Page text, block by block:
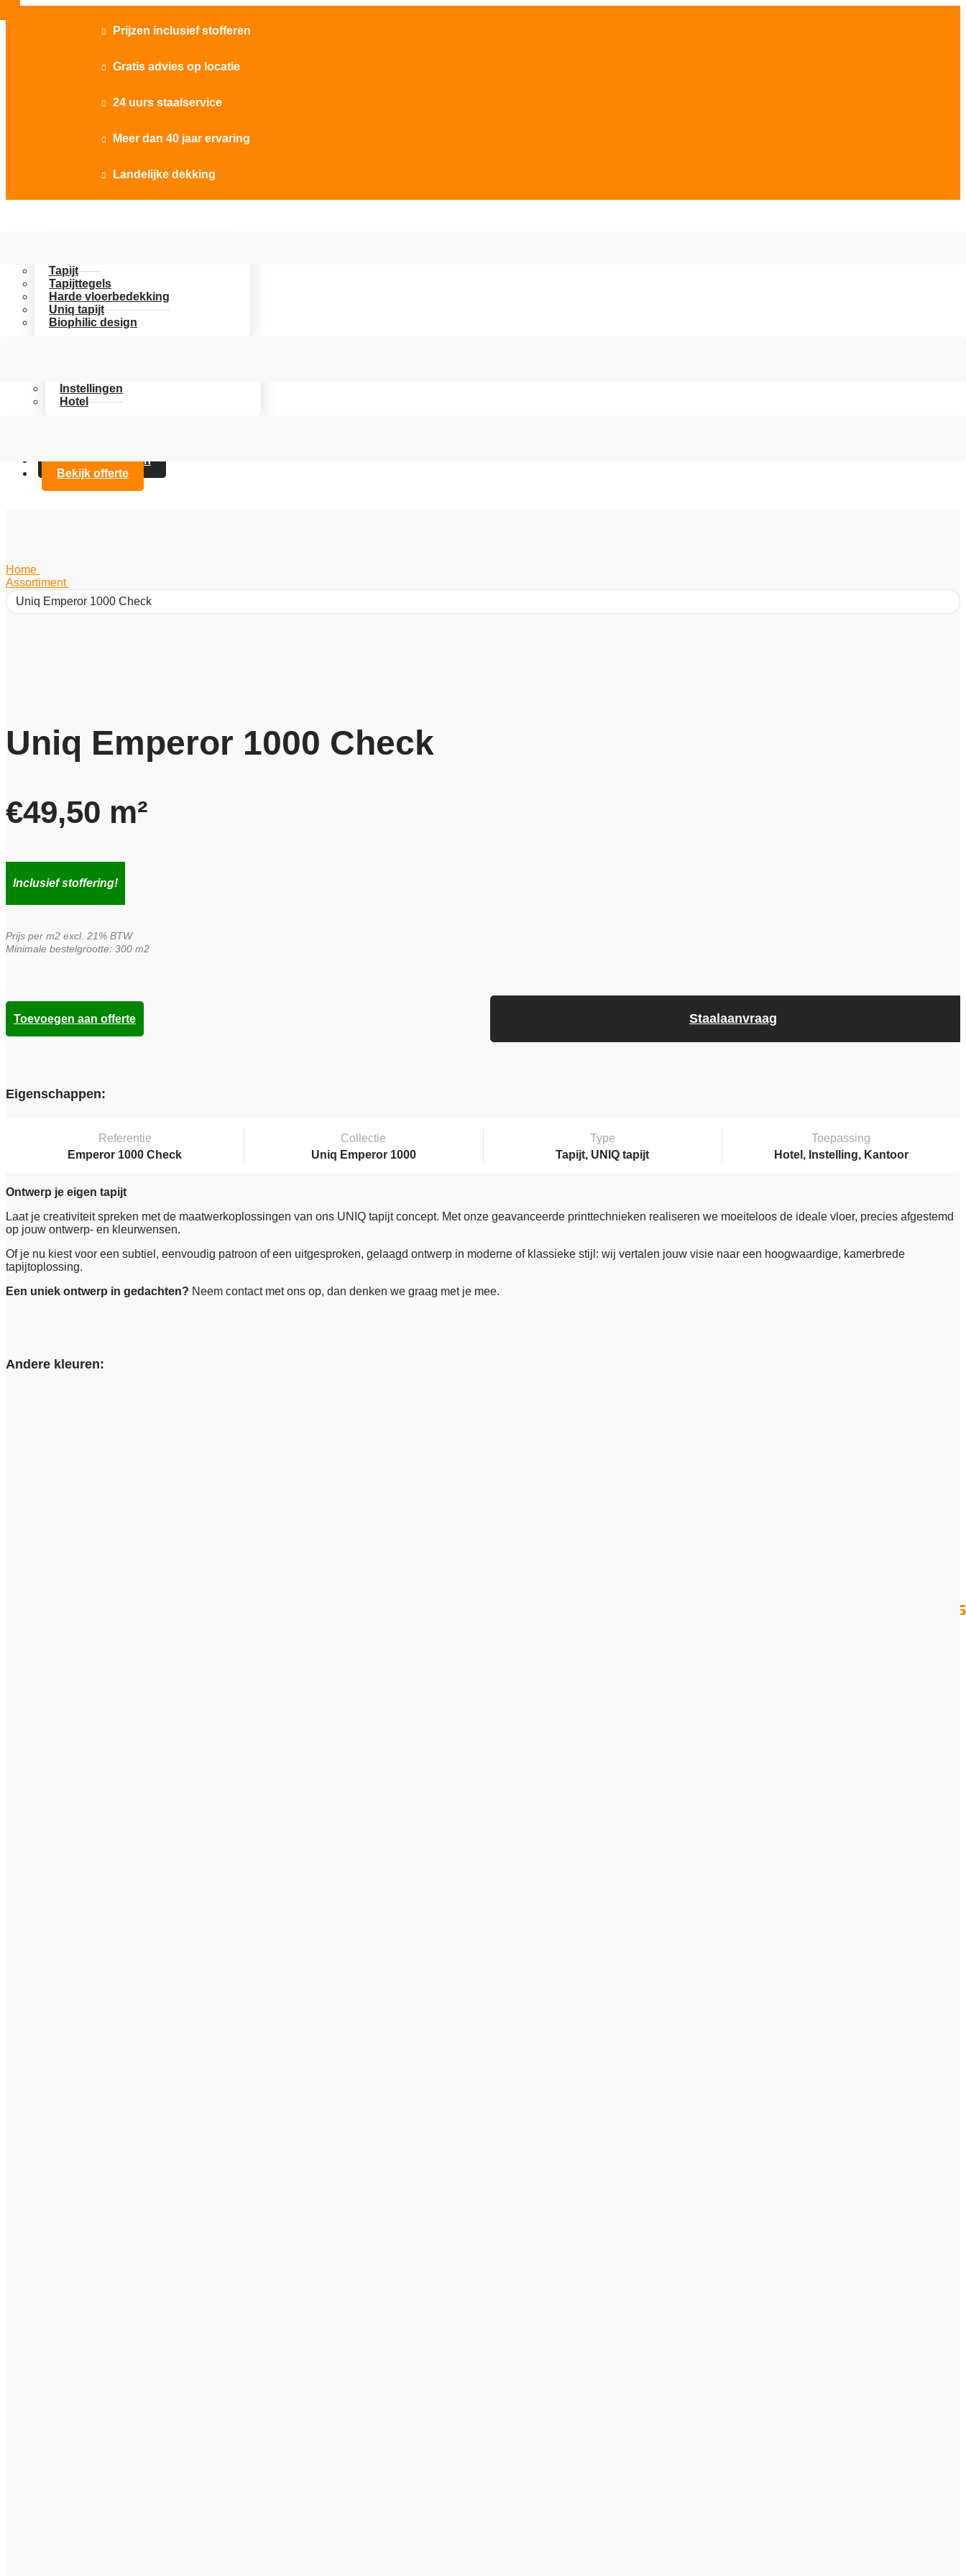
 Prijzen inclusief stofferen
 Gratis advies op locatie
 24 uurs staalservice
 Meer dan 40 jaar ervaring
 Landelijke dekking
Tapijt
Tapijttegels
Harde vloerbedekking
Uniq tapijt
Biophilic design
Instellingen
Hotel
Contact opnemen
Bekijk offerte
Home
Assortiment
Uniq Emperor 1000 Check
Uniq Emperor 1000 Check
€49,50 m²
Inclusief stoffering!
Prijs per m2 excl. 21% BTW
Minimale bestelgrootte: 300 m2
Staalaanvraag
Toevoegen aan offerte
Eigenschappen:
Referentie
Emperor 1000 Check
Collectie
Uniq Emperor 1000
Type
Tapijt, UNIQ tapijt
Toepassing
Hotel, Instelling, Kantoor
Ontwerp je eigen tapijt
Laat je creativiteit spreken met de maatwerkoplossingen van ons UNIQ tapijt concept. Met onze geavanceerde printtechnieken realiseren we moeiteloos de ideale vloer, precies afgestemd
op jouw ontwerp‑ en kleurwensen.
Of je nu kiest voor een subtiel, eenvoudig patroon of een uitgesproken, gelaagd ontwerp in moderne of klassieke stijl: wij vertalen jouw visie naar een hoogwaardige, kamerbrede
tapijtoplossing.
Een uniek ontwerp in gedachten? Neem contact met ons op, dan denken we graag met je mee.
Andere kleuren: